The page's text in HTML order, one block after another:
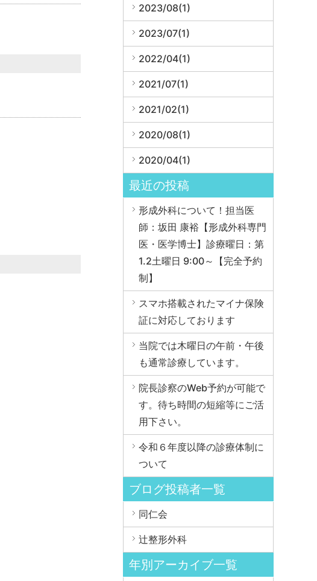
2023/08(1)
2023/07(1)
2022/04(1)
2021/07(1)
2021/02(1)
2020/08(1)
2020/04(1)
最近の投稿
形成外科について！担当医
師：坂田 康裕【形成外科専門
医・医学博士】診療曜日：第
1.2土曜日 9:00～【完全予約
制】
スマホ搭載されたマイナ保険
証に対応しております
当院では木曜日の午前・午後
も通常診療しています。
院長診察のWeb予約が可能で
す。待ち時間の短縮等にご活
用下さい。
令和６年度以降の診療体制に
ついて
ブログ投稿者一覧
同仁会
辻整形外科
年別アーカイブ一覧